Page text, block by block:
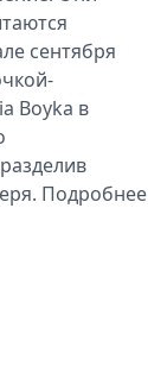
сентября
Boyka в
Подробнее